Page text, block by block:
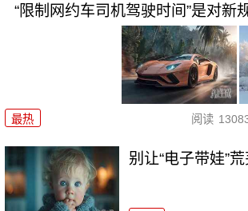
“限制网约车司机驾驶时间”是对新
最热 阅读
别让“电子带娃”